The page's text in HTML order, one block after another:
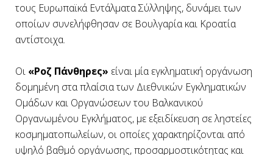
τους Ευρωπαϊκά Εντάλματα Σύλληψης, δυνάμει των
οποίων συνελήφθησαν σε Βουλγαρία και Κροατία
αντίστοιχα.
Οι «Ροζ Πάνθηρες» είναι μία εγκληματική οργάνωση
δομημένη στα πλαίσια των Διεθνικών Εγκληματικών
Ομάδων και Οργανώσεων του Βαλκανικού
Οργανωμένου Εγκλήματος, με εξειδίκευση σε ληστείες
κοσμηματοπωλείων, οι οποίες χαρακτηρίζονται από
υψηλό βαθμό οργάνωσης, προσαρμοστικότητας και